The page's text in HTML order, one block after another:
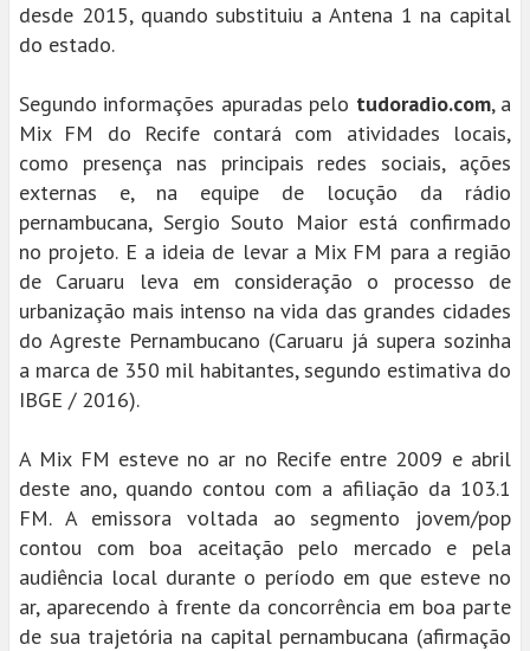
desde 2015, quando substituiu a Antena 1 na capital
do estado.
Segundo informações apuradas pelo tudoradio.com, a
Mix FM do Recife contará com atividades locais,
como presença nas principais redes sociais, ações
externas e, na equipe de locução da rádio
pernambucana, Sergio Souto Maior está confirmado
no projeto. E a ideia de levar a Mix FM para a região
de Caruaru leva em consideração o processo de
urbanização mais intenso na vida das grandes cidades
do Agreste Pernambucano (Caruaru já supera sozinha
a marca de 350 mil habitantes, segundo estimativa do
IBGE / 2016).
A Mix FM esteve no ar no Recife entre 2009 e abril
deste ano, quando contou com a afiliação da 103.1
FM. A emissora voltada ao segmento jovem/pop
contou com boa aceitação pelo mercado e pela
audiência local durante o período em que esteve no
ar, aparecendo à frente da concorrência em boa parte
de sua trajetória na capital pernambucana (afirmação